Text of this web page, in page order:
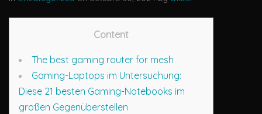
Content
The best gaming router for mesh
Gaming-Laptops im Untersuchung:
Diese 21 besten Gaming-Notebooks im
großen Gegenüberstellen